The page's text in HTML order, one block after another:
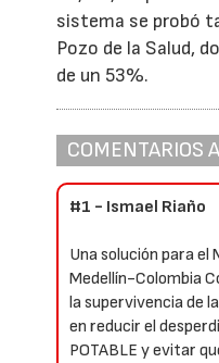
sistema se probó
Pozo de la Salud,
de un 53%.
COMENTARIOS
#1 - Ismael Riaño
Una solución para el
Medellín-Colombia
la supervivencia de
en reducir el
POTABLE y evitar